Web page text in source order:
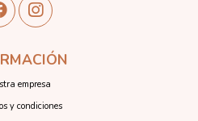
empresa
y condiciones